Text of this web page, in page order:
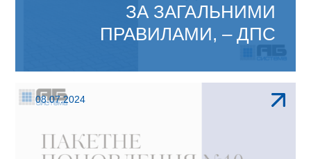
ЗА ЗАГАЛЬНИМИ
ПРАВИЛАМИ, – ДПС
ГУ ДПС у Вінницькій області нагадує, що
Законом України від...
08.07.2024